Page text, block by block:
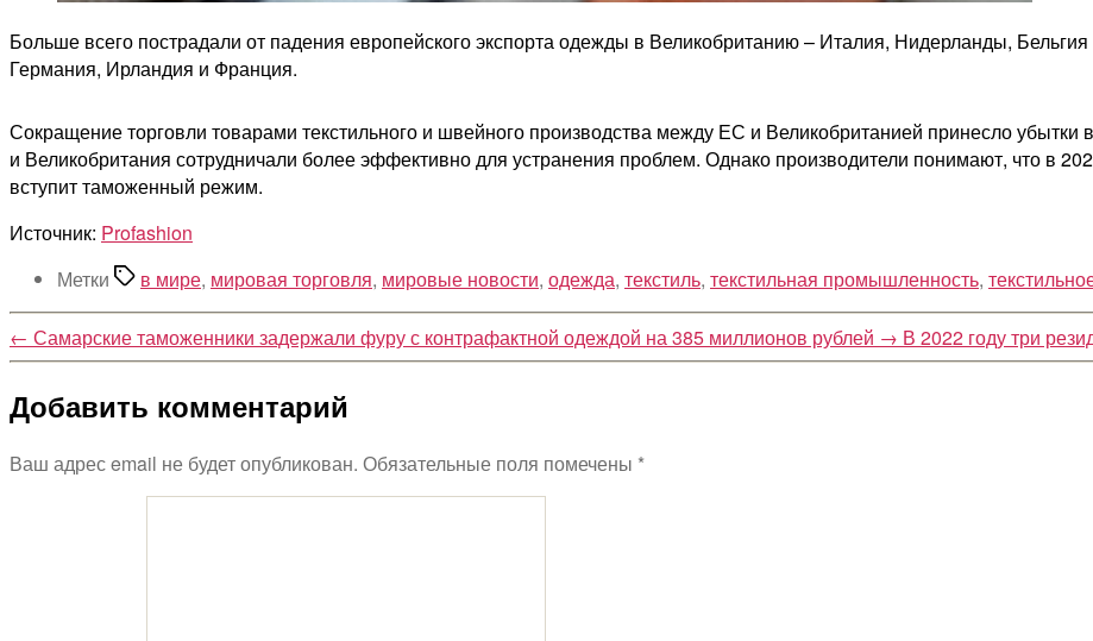
Больше всего пострадали от падения европейского экспорта одежды в Великобританию – Италия, Нидерланды,
Германия, Ирландия и Франция.
Сокращение торговли товарами текстильного и швейного производства между ЕС и Великобританией принесло
и Великобритания сотрудничали более эффективно для устранения проблем. Однако производители понимают, что в
вступит таможенный режим.
Источник: Profashion
Метки
в мире, мировая торговля, мировые новости, одежда, текстиль, текстильная промышленность,
← Самарские таможенники задержали фуру с контрафактной одеждой на 385 миллионов рублей → В 2022 году три
Добавить комментарий
Ваш адрес email не будет опубликован. Обязательные поля помечены *